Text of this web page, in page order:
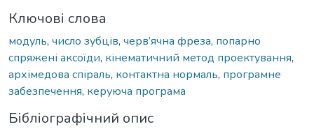
Ключові слова
модуль, число зубців, черв’ячна фреза, попарно
спряжені аксоїди, кінематичний метод проектування,
архімедова спіраль, контактна нормаль, програмне
забезпечення, керуюча програма
Бібліографічний опис